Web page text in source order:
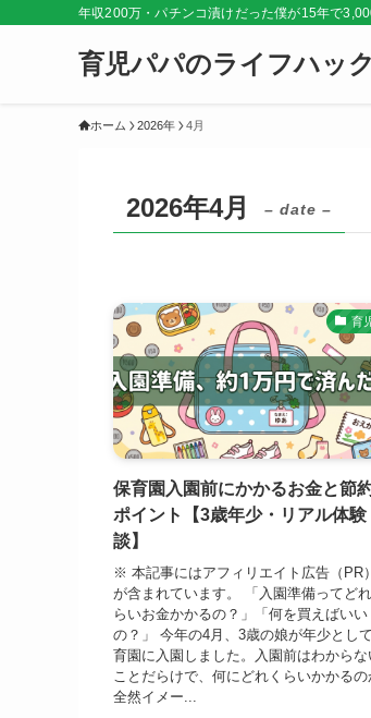
年収200万・パチンコ漬けだった僕が15年で
育児パパのライフハック
ホーム 2026年 4月
2026年4月 – date –
育
保育園入園前にかかるお金と節
ポイント【3歳年少・リアル体験
談】
※ 本記事にはアフィリエイト広告（PR）
が含まれています。 「入園準備ってどれ
らいお金かかるの？」「何を買えばいい
の？」 今年の4月、3歳の娘が年少とし
育園に入園しました。入園前はわからな
ことだらけで、何にどれくらいかかるの
全然イメー...